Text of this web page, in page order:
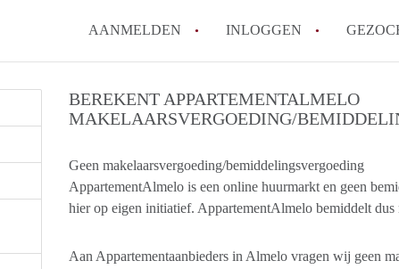
AANMELDEN INLOGGEN
How to translate
Hoeveel kost het
Tips: om in
Wat is de
BEREKENT APPARTEMENTALMELO
MAKELAARSVERGOEDING/
Geen makelaarsvergoeding/bemiddelingsvergoeding
AppartementAlmelo is een online huurmarkt en geen
hier op eigen initiatief. AppartementAlmelo bemiddelt
Aan Appartementaanbieders in Almelo vragen wij geen